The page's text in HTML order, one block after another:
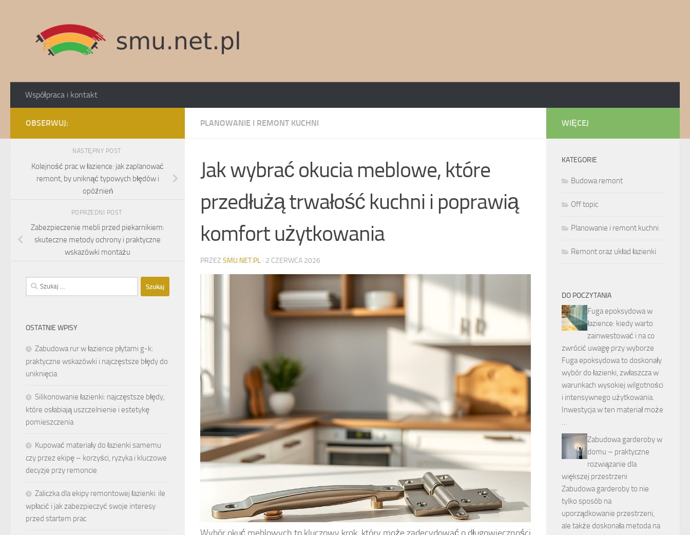
Współpraca i kontakt
PLANOWANIE I REMONT KUCHNI
Jak wybrać okucia meblowe, które
przedłużą trwałość kuchni i poprawią
komfort użytkowania
PRZEZ SMU.NET.PL · 2 CZERWCA 2026
OBSERWUJ:
NASTĘPNY POST
Kolejność prac w łazience: jak zaplanować
remont, by uniknąć typowych błędów i
opóźnień
POPRZEDNI POST
Zabezpieczenie mebli przed piekarnikiem:
skuteczne metody ochrony i praktyczne
wskazówki montażu
Szukaj:
OSTATNIE WPISY
Zabudowa rur w łazience płytami g-k:
praktyczne wskazówki i najczęstsze błędy do
uniknięcia
Silikonowanie łazienki: najczęstsze błędy,
które osłabiają uszczelnienie i estetykę
pomieszczenia
Kupować materiały do łazienki samemu
czy przez ekipę – korzyści, ryzyka i kluczowe
decyzje przy remoncie
Zaliczka dla ekipy remontowej łazienki: ile
wpłacić i jak zabezpieczyć swoje interesy
przed startem prac
WIĘCEJ
KATEGORIE
Budowa remont
Off topic
Planowanie i remont kuchni
Remont oraz układ łazienki
DO POCZYTANIA
Fuga epoksydowa w
łazience: kiedy warto
zainwestować i na co
zwrócić uwagę przy wyborze
Fuga epoksydowa to doskonały
wybór do łazienki, zwłaszcza w
warunkach wysokiej wilgotności
i intensywnego użytkowania.
Inwestycja w ten materiał może
…
Zabudowa garderoby w
domu – praktyczne
rozwiązanie dla
większej przestrzeni
Zabudowa garderoby to nie
tylko sposób na
uporządkowanie przestrzeni,
ale także doskonała metoda na